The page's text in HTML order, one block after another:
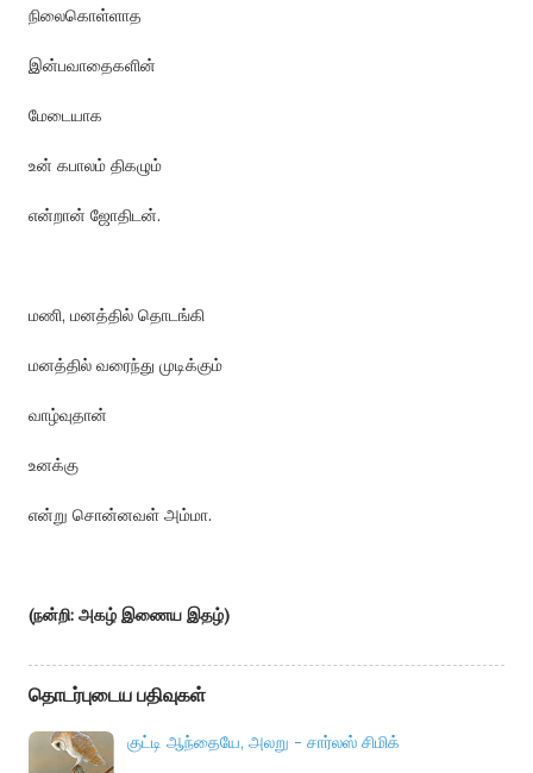
நிலைகொள்ளாத
இன்பவாதைகளின்
மேடையாக
உன் கபாலம் திகழும்
என்றான் ஜோதிடன்.
மணி, மனத்தில் தொடங்கி
மனத்தில் வரைந்து முடிக்கும்
வாழ்வுதான்
உனக்கு
என்று சொன்னவள் அம்மா.
(நன்றி: அகழ் இணைய இதழ்)
தொடர்புடைய பதிவுகள்
குட்டி ஆந்தையே, அலறு - சார்லஸ் சிமிக்